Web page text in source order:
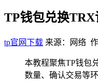
TP钱包兑换
tp官网下载 来源：网络
本教程聚焦TP钱包
数量、确认交易等